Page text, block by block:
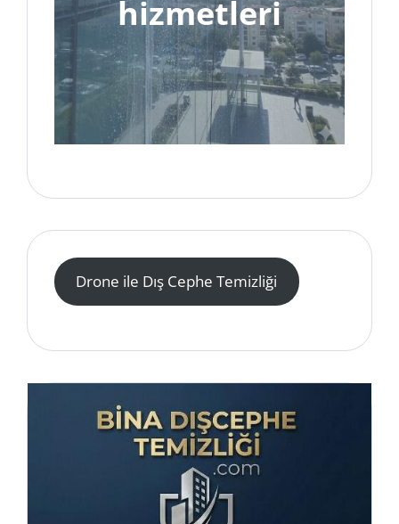
hizmetleri
Drone ile Dış Cephe Temizliği